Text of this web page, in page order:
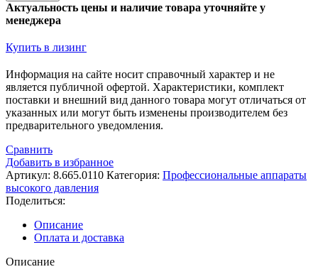
Актуальность цены и наличие товара уточняйте у
менеджера
Купить в лизинг
Информация на сайте носит справочный характер и не
является публичной офертой. Xарактеристики, комплект
поставки и внешний вид данного товара могут отличаться от
указанных или могут быть изменены производителем без
предварительного уведомления.
Сравнить
Добавить в избранное
Артикул: 8.665.0110 Категория: Профессиональные аппараты
высокого давления
Поделиться:
Описание
Оплата и доставка
Описание